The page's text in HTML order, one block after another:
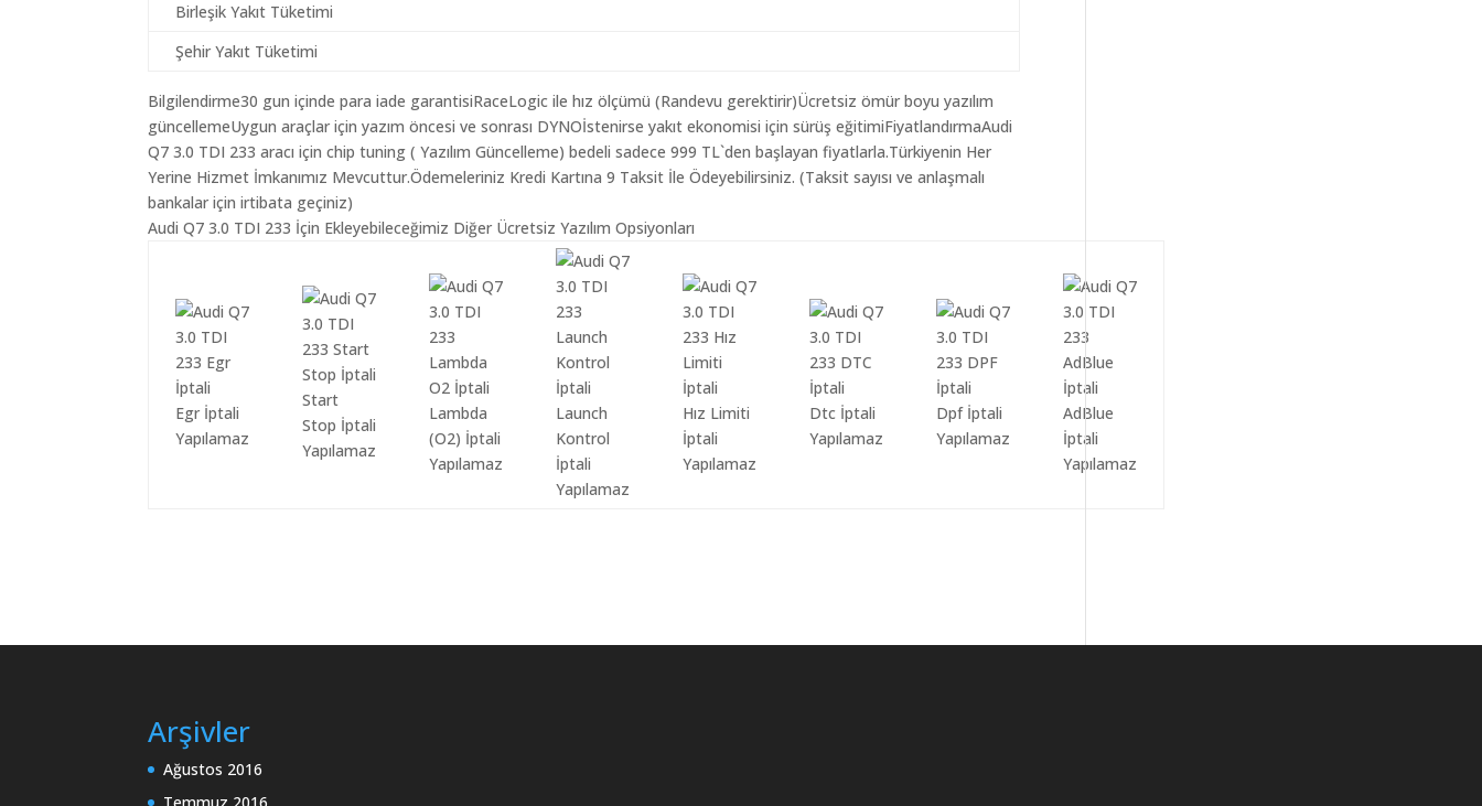
Birleşik Yakıt Tüketimi
Şehir Yakıt Tüketimi
Bilgilendirme30 gun içinde para iade garantisiRaceLogic ile hız ölçümü (Randevu gerektirir)Ücretsiz ömür boyu yazılım
güncellemeUygun araçlar için yazım öncesi ve sonrası DYNOİstenirse yakıt ekonomisi için sürüş eğitimiFiyatlandırmaAudi
Q7 3.0 TDI 233 aracı için chip tuning ( Yazılım Güncelleme) bedeli sadece 999 TL`den başlayan fiyatlarla.Türkiyenin Her
Yerine Hizmet İmkanımız Mevcuttur.Ödemeleriniz Kredi Kartına 9 Taksit İle Ödeyebilirsiniz. (Taksit sayısı ve anlaşmalı
bankalar için irtibata geçiniz)
Audi Q7 3.0 TDI 233 İçin Ekleyebileceğimiz Diğer Ücretsiz Yazılım Opsiyonları
Egr İptali
Yapılamaz
Start
Stop İptali
Yapılamaz
Lambda
(O2) İptali
Yapılamaz
Launch
Kontrol
İptali
Yapılamaz
Hız Limiti
İptali
Yapılamaz
Dtc İptali
Yapılamaz
Dpf İptali
Yapılamaz
AdBlue
İptali
Yapılamaz
Arşivler
Ağustos 2016
Temmuz 2016